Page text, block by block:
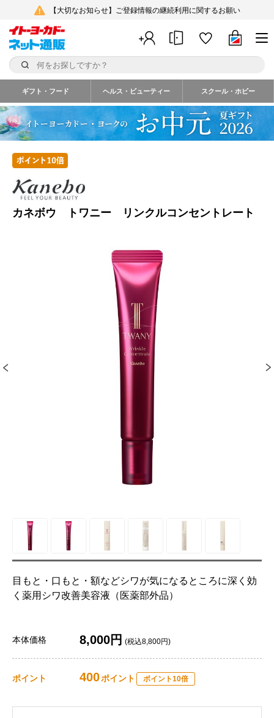
【大切なお知らせ】ご登録情報の継続利用に関するお願い
ギフト・フード ヘルス・ビューティー スクール・ホビー
カネボウ トワニー リンクルコンセントレート
目もと・口もと・額などシワが気になるところに深く効
く薬用シワ改善美容液（医薬部外品）
本体価格 8,000円 (税込8,800円)
ポイント 400ポイント ポイント10倍